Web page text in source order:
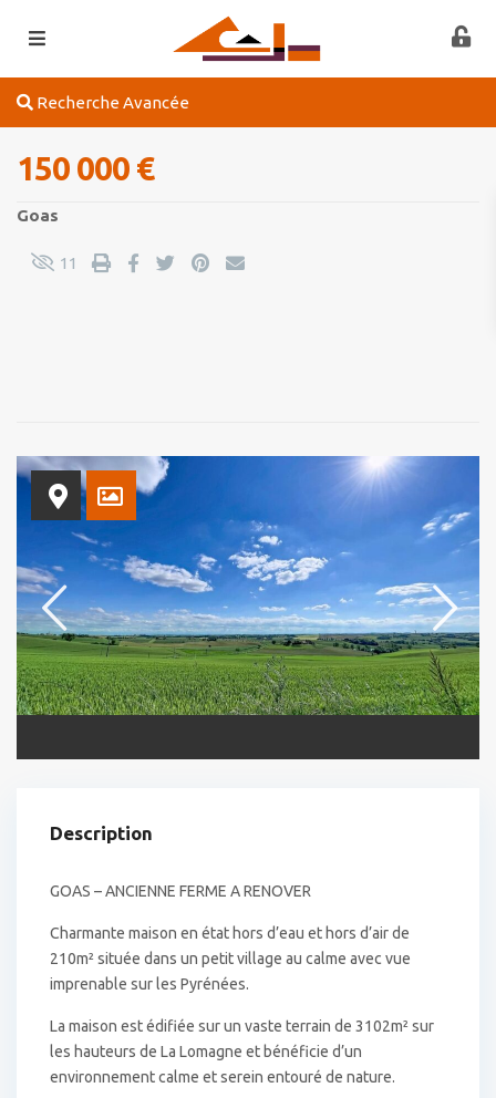
Recherche Avancée
150 000 €
Goas
11
Description
GOAS – ANCIENNE FERME A RENOVER
Charmante maison en état hors d’eau et hors d’air de
210m² située dans un petit village au calme avec vue
imprenable sur les Pyrénées.
La maison est édifiée sur un vaste terrain de 3102m² sur
les hauteurs de La Lomagne et bénéficie d’un
environnement calme et serein entouré de nature.